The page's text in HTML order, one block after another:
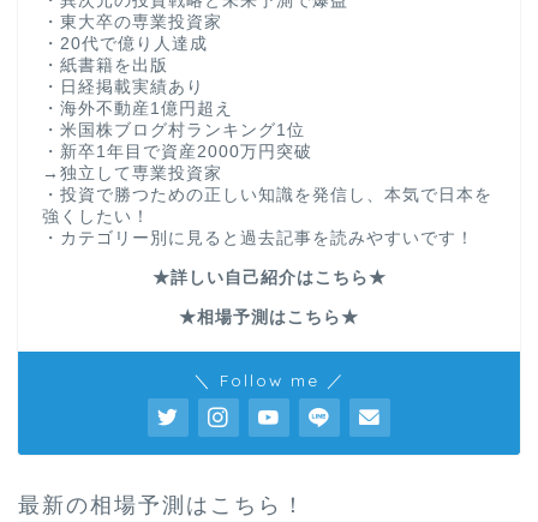
・東大卒の専業投資家
・20代で億り人達成
・紙書籍を出版
・日経掲載実績あり
・海外不動産1億円超え
・米国株ブログ村ランキング1位
・新卒1年目で資産2000万円突破
→独立して専業投資家
・投資で勝つための正しい知識を発信し、本気で日本を
強くしたい！
・カテゴリー別に見ると過去記事を読みやすいです！
★詳しい自己紹介はこちら★
★相場予測はこちら★
＼ Follow me ／
最新の相場予測はこちら！